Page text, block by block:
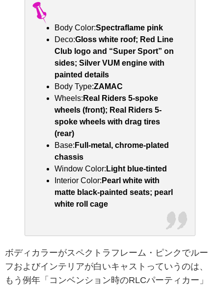
Body Color:Spectraflame pink
Deco:Gloss white roof; Red Line
Club logo and “Super Sport” on
sides; Silver VUM engine with
painted details
Body Type:ZAMAC
Wheels: Real Riders 5-spoke
wheels (front); Real Riders 5-
spoke wheels with drag tires
(rear)
Base: Full-metal, chrome-plated
chassis
Window Color: Light blue-tinted
Interior Color: Pearl white with
matte black-painted seats; pearl
white roll cage
ボディカラーがスペクトラフレーム・ピンクでルー
フおよびインテリアが白いキャストっていうのは、
もう例年「コンベンション時のRLCパーティカー」